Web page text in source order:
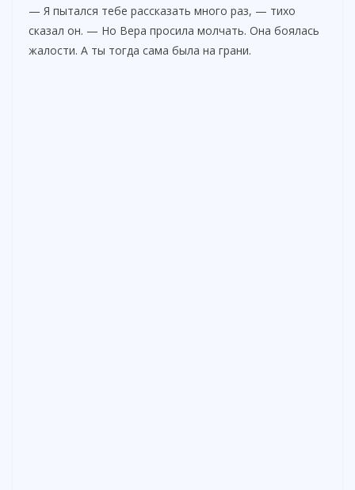
— Я пытался тебе рассказать много раз, — тихо
сказал он. — Но Вера просила молчать. Она боялась
жалости. А ты тогда сама была на грани.